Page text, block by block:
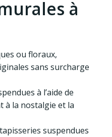
à
ou floraux,
sans surcharge
à l’aide de
à la nostalgie et la
suspendues